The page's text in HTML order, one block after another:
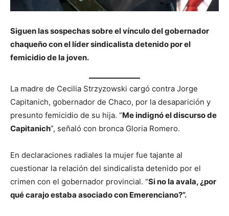
Siguen las sospechas sobre el vínculo del gobernador
chaqueño con el líder sindicalista detenido por el
femicidio de la joven.
La madre de Cecilia Strzyzowski cargó contra Jorge
Capitanich, gobernador de Chaco, por la desaparición y
presunto femicidio de su hija. “Me indignó el discurso de
Capitanich”, señaló con bronca Gloria Romero.
En declaraciones radiales la mujer fue tajante al
cuestionar la relación del sindicalista detenido por el
crimen con el gobernador provincial. “Si no la avala, ¿por
qué carajo estaba asociado con Emerenciano?”.